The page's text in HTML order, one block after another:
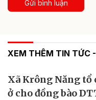
Gửi bình luận
XEM THÊM TIN TỨC
Xã Krông Năng tổ
ở cho đồng bào